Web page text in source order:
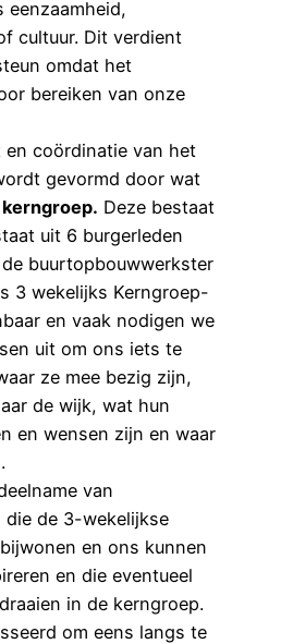
cultuur. Dit verdient
omdat het
bereiken van onze
en coördinatie van het
gevormd door wat
Deze bestaat
uit 6 burgerleden
buurtopbouwwerkster
3 wekelijks Kerngroep-
en vaak nodigen we
uit om ons iets te
ze mee bezig zijn,
de wijk, wat hun
en wensen zijn en waar
van
die de 3-wekelijkse
en ons kunnen
en die eventueel
in de kerngroep.
om eens langs te